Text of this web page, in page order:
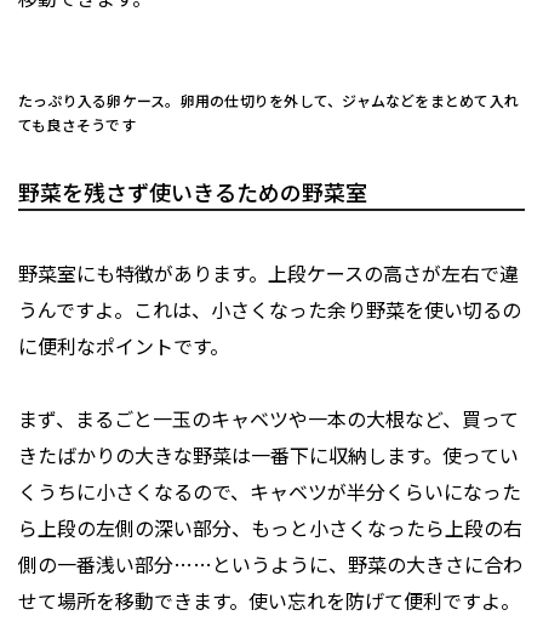
たっぷり入る卵ケース。卵用の仕切りを外して、ジャムなどをまとめて入れ
ても良さそうです
野菜を残さず使いきるための野菜室
野菜室にも特徴があります。上段ケースの高さが左右で違
うんですよ。これは、小さくなった余り野菜を使い切るの
に便利なポイントです。
まず、まるごと一玉のキャベツや一本の大根など、買って
きたばかりの大きな野菜は一番下に収納します。使ってい
くうちに小さくなるので、キャベツが半分くらいになった
ら上段の左側の深い部分、もっと小さくなったら上段の右
側の一番浅い部分……というように、野菜の大きさに合わ
せて場所を移動できます。使い忘れを防げて便利ですよ。